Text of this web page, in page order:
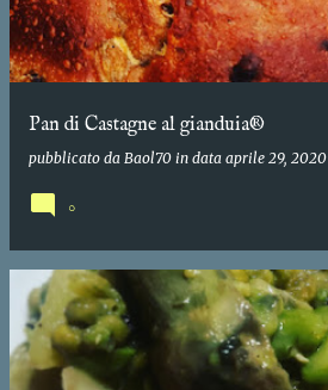
Pan di Castagne al gianduia®️
pubblicato da Baol70 in data aprile 29, 2020
0